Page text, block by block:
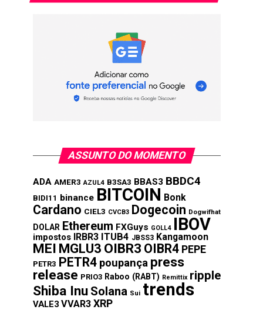
ASSUNTO DO MOMENTO
ADA AMER3 AZUL4 B3SA3 BBAS3 BBDC4
BIDI11 binance BITCOIN Bonk
Cardano CIEL3 CVCB3 Dogecoin Dogwifhat
DOLAR Ethereum FXGuys GOLL4 IBOV
impostos IRBR3 ITUB4 JBSS3 Kangamoon
MEI MGLU3 OIBR3 OIBR4 PEPE
PETR3 PETR4 poupança press
release PRIO3 Raboo (RABT) Remittix ripple
Shiba Inu Solana Sui trends
VALE3 VVAR3 XRP